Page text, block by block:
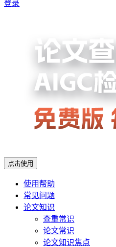
登录
点击使用
使用帮助
常见问题
论文知识
查重常识
论文常识
论文知识焦点